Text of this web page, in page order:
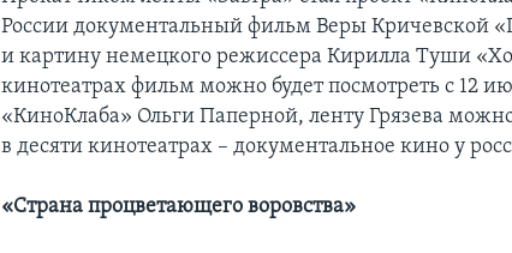
России документальный фильм Веры Кричевской
и картину немецкого режиссера Кирилла Туши
кинотеатрах фильм можно будет посмотреть с 12
«КиноКлаба» Ольги Паперной, ленту Грязева
в десяти кинотеатрах – документальное кино у
«Страна процветающего воровства»